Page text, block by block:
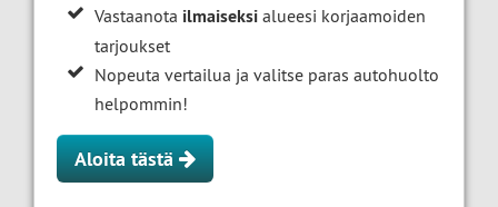
Vastaanota ilmaiseksi alueesi korjaamoiden
tarjoukset
Nopeuta vertailua ja valitse paras autohuolto
helpommin!
Aloita tästä